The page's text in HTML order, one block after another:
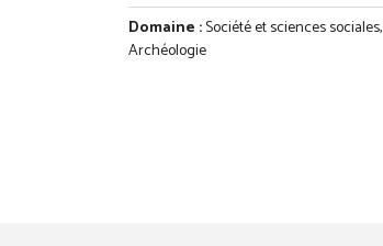
Domaine :Société et sciences sociales,
Archéologie